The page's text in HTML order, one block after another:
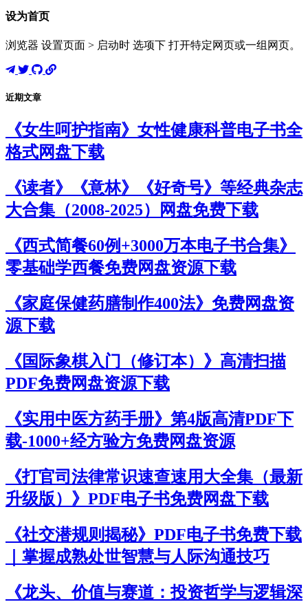
设为首页
浏览器 设置页面 > 启动时 选项下 打开特定网页或一组网页。
近期文章
《女生呵护指南》女性健康科普电子书全
格式网盘下载
《读者》《意林》《好奇号》等经典杂志
大合集（2008-2025）网盘免费下载
《西式简餐60例+3000万本电子书合集》
零基础学西餐免费网盘资源下载
《家庭保健药膳制作400法》免费网盘资
源下载
《国际象棋入门（修订本）》高清扫描
PDF免费网盘资源下载
《实用中医方药手册》第4版高清PDF下
载-1000+经方验方免费网盘资源
《打官司法律常识速查速用大全集（最新
升级版）》PDF电子书免费网盘下载
《社交潜规则揭秘》PDF电子书免费下载
｜掌握成熟处世智慧与人际沟通技巧
《龙头、价值与赛道：投资哲学与逻辑深